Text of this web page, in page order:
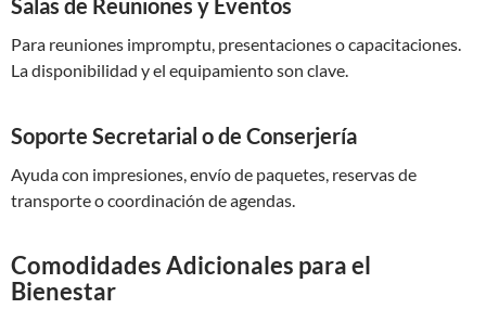
Salas de Reuniones y Eventos
Para reuniones impromptu, presentaciones o capacitaciones.
La disponibilidad y el equipamiento son clave.
Soporte Secretarial o de Conserjería
Ayuda con impresiones, envío de paquetes, reservas de
transporte o coordinación de agendas.
Comodidades Adicionales para el
Bienestar